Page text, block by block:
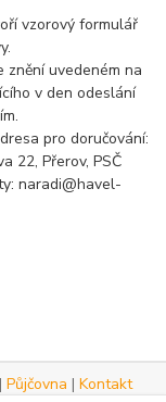
vzorový formulář
znění uvedeném na
v den odeslání
pro doručování:
22, Přerov, PSČ
naradi@havel-
|Půjčovna |Kontakt